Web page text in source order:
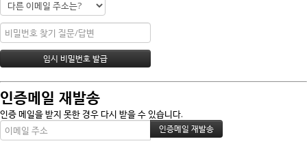
인증메일 재발송
인증 메일을 받지 못한 경우 다시 받을 수 있습니다.